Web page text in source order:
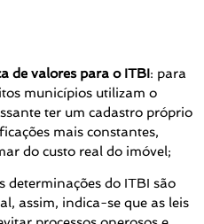
de valores para o ITBI: para
municípios utilizam o
ter um cadastro próprio
mais constantes,
do custo real do imóvel;
determinações do ITBI são
assim, indica-se que as leis